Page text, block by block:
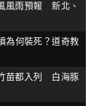
風雨預報 新北、
為何裝死？道奇教
苗都入列 白海豚